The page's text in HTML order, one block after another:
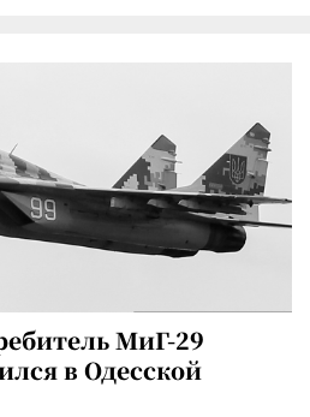
МиГ-29
в Одесской